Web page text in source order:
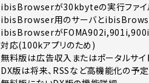
ibisBrowserが30kbyteの実行ファイ
ibisBrowser用のサーバと
ibisBrowserが
対応(100kアプリのため)
無料版は広告収入またはポータルサ
DX版は将来、RSSなど高機能化の予定